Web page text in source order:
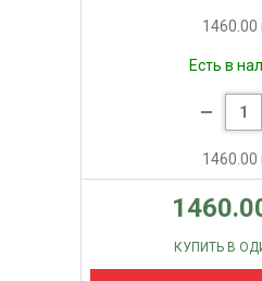
1460.00
Есть в
1460.00
КУПИТЬ В